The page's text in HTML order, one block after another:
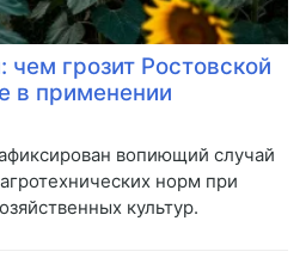
грозит Ростовской
в применении
вопиющий случай
норм при
культур.